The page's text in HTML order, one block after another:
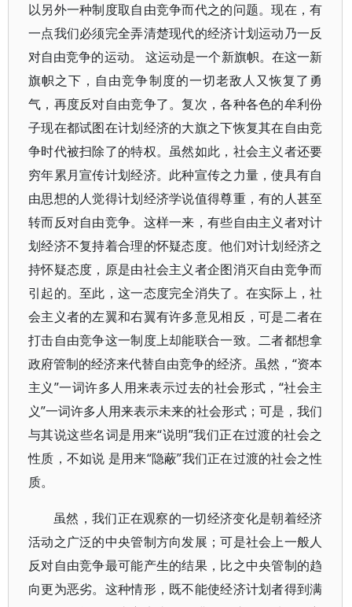
以另外一种制度取自由竞争而代之的问题。现在，有
一点我们必须完全弄清楚现代的经济计划运动乃一反
对自由竞争的运动。 这运动是一个新旗帜。在这一新
旗帜之下，自由竞争制度的一切老敌人又恢复了勇
气，再度反对自由竞争了。复次，各种各色的牟利份
子现在都试图在计划经济的大旗之下恢复其在自由竞
争时代被扫除了的特权。虽然如此，社会主义者还要
穷年累月宣传计划经济。此种宣传之力量，使具有自
由思想的人觉得计划经济学说值得尊重，有的人甚至
转而反对自由竞争。这样一来，有些自由主义者对计
划经济不复持着合理的怀疑态度。他们对计划经济之
持怀疑态度，原是由社会主义者企图消灭自由竞争而
引起的。至此，这一态度完全消失了。在实际上，社
会主义者的左翼和右翼有许多意见相反，可是二者在
打击自由竞争这一制度上却能联合一致。二者都想拿
政府管制的经济来代替自由竞争的经济。虽然，“资本
主义”一词许多人用来表示过去的社会形式，“社会主
义”一词许多人用来表示未来的社会形式；可是，我们
与其说这些名词是用来“说明”我们正在过渡的社会之
性质，不如说 是用来“隐蔽”我们正在过渡的社会之性
质。
虽然，我们正在观察的一切经济变化是朝着经济
活动之广泛的中央管制方向发展；可是社会上一般人
反对自由竞争最可能产生的结果，比之中央管制的趋
向更为恶劣。这种情形，既不能使经济计划者得到满